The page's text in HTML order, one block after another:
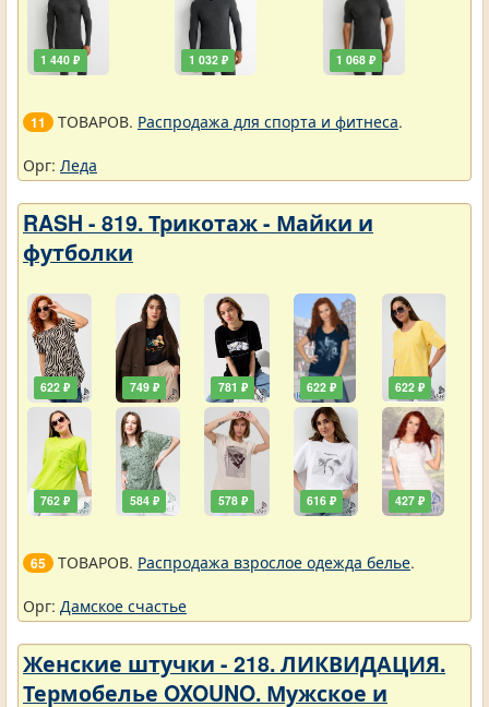
1 440 ₽ 1 032 ₽ 1 068 ₽
11 ТОВАРОВ. Распродажа для спорта и фитнеса.
Орг: Леда
RASH - 819. Трикотаж - Майки и
футболки
622 ₽
762 ₽
749 ₽
584 ₽
781 ₽
578 ₽
622 ₽
616 ₽
622 ₽
427 ₽
65 ТОВАРОВ. Распродажа взрослое одежда белье.
Орг: Дамское счастье
Женские штучки - 218. ЛИКВИДАЦИЯ.
Термобелье OXOUNO. Мужское и